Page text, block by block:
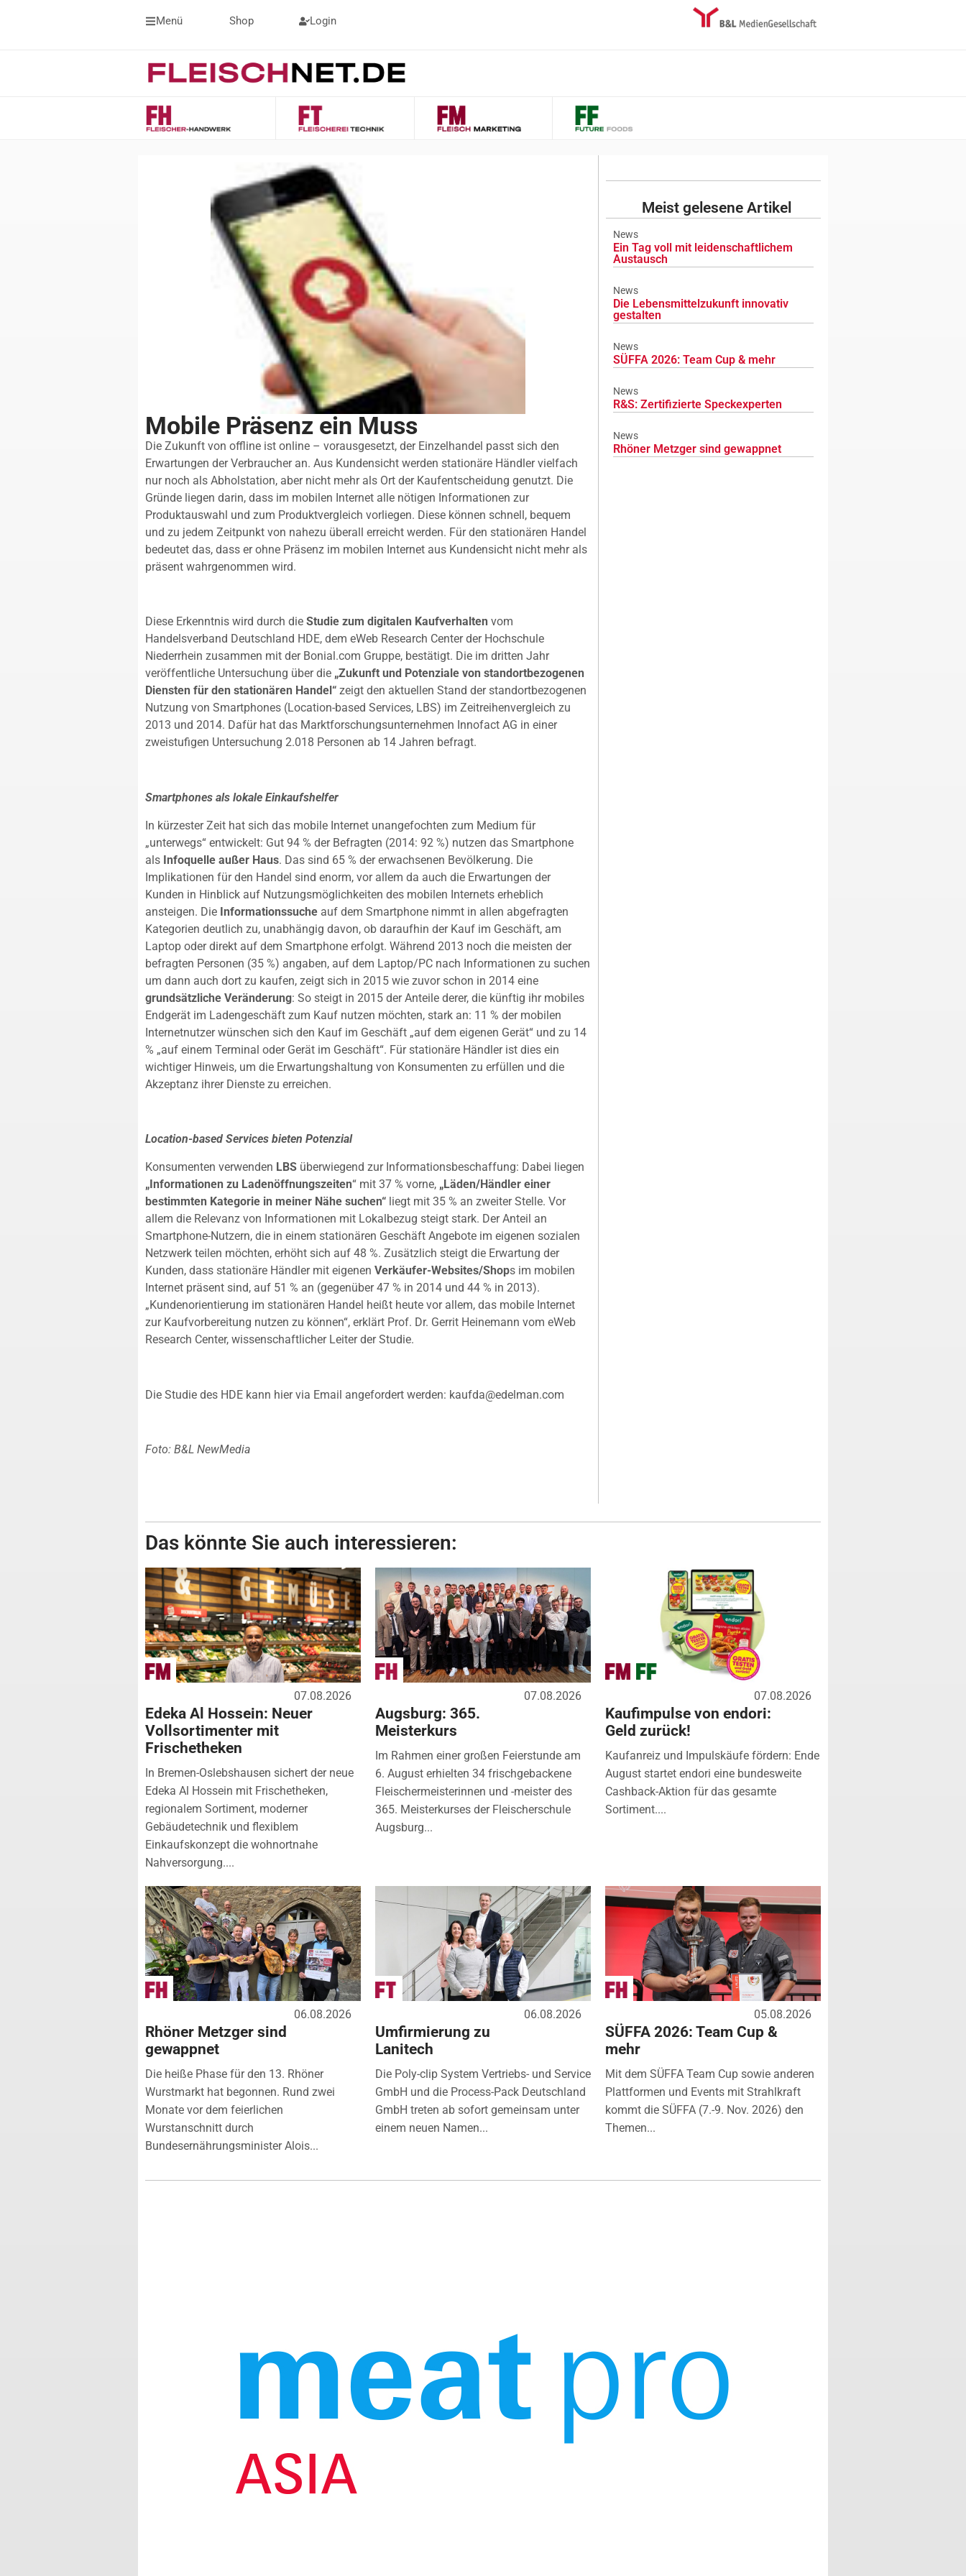
Menü Shop Login
Mobile Präsenz ein Muss
Die Zukunft von offline ist online – vorausgesetzt, der Einzelhandel passt sich den
Erwartungen der Verbraucher an. Aus Kundensicht werden stationäre Händler vielfach
nur noch als Abholstation, aber nicht mehr als Ort der Kaufentscheidung genutzt. Die
Gründe liegen darin, dass im mobilen Internet alle nötigen Informationen zur
Produktauswahl und zum Produktvergleich vorliegen. Diese können schnell, bequem
und zu jedem Zeitpunkt von nahezu überall erreicht werden. Für den stationären Handel
bedeutet das, dass er ohne Präsenz im mobilen Internet aus Kundensicht nicht mehr als
präsent wahrgenommen wird.
Diese Erkenntnis wird durch die Studie zum digitalen Kaufverhalten vom
Handelsverband Deutschland HDE, dem eWeb Research Center der Hochschule
Niederrhein zusammen mit der Bonial.com Gruppe, bestätigt. Die im dritten Jahr
veröffentliche Untersuchung über die „Zukunft und Potenziale von standortbezogenen
Diensten für den stationären Handel“ zeigt den aktuellen Stand der standortbezogenen
Nutzung von Smartphones (Location-based Services, LBS) im Zeitreihenvergleich zu
2013 und 2014. Dafür hat das Marktforschungsunternehmen Innofact AG in einer
zweistufigen Untersuchung 2.018 Personen ab 14 Jahren befragt.
Smartphones als lokale Einkaufshelfer
In kürzester Zeit hat sich das mobile Internet unangefochten zum Medium für
„unterwegs“ entwickelt: Gut 94 % der Befragten (2014: 92 %) nutzen das Smartphone
als Infoquelle außer Haus. Das sind 65 % der erwachsenen Bevölkerung. Die
Implikationen für den Handel sind enorm, vor allem da auch die Erwartungen der
Kunden in Hinblick auf Nutzungsmöglichkeiten des mobilen Internets erheblich
ansteigen. Die Informationssuche auf dem Smartphone nimmt in allen abgefragten
Kategorien deutlich zu, unabhängig davon, ob daraufhin der Kauf im Geschäft, am
Laptop oder direkt auf dem Smartphone erfolgt. Während 2013 noch die meisten der
befragten Personen (35 %) angaben, auf dem Laptop/PC nach Informationen zu suchen
um dann auch dort zu kaufen, zeigt sich in 2015 wie zuvor schon in 2014 eine
grundsätzliche Veränderung: So steigt in 2015 der Anteile derer, die künftig ihr mobiles
Endgerät im Ladengeschäft zum Kauf nutzen möchten, stark an: 11 % der mobilen
Internetnutzer wünschen sich den Kauf im Geschäft „auf dem eigenen Gerät“ und zu 14
% „auf einem Terminal oder Gerät im Geschäft“. Für stationäre Händler ist dies ein
wichtiger Hinweis, um die Erwartungshaltung von Konsumenten zu erfüllen und die
Akzeptanz ihrer Dienste zu erreichen.
Location-based Services bieten Potenzial
Konsumenten verwenden LBS überwiegend zur Informationsbeschaffung: Dabei liegen
„Informationen zu Ladenöffnungszeiten“ mit 37 % vorne, „Läden/Händler einer
bestimmten Kategorie in meiner Nähe suchen“ liegt mit 35 % an zweiter Stelle. Vor
allem die Relevanz von Informationen mit Lokalbezug steigt stark. Der Anteil an
Smartphone-Nutzern, die in einem stationären Geschäft Angebote im eigenen sozialen
Netzwerk teilen möchten, erhöht sich auf 48 %. Zusätzlich steigt die Erwartung der
Kunden, dass stationäre Händler mit eigenen Verkäufer-Websites/Shops im mobilen
Internet präsent sind, auf 51 % an (gegenüber 47 % in 2014 und 44 % in 2013).
„Kundenorientierung im stationären Handel heißt heute vor allem, das mobile Internet
zur Kaufvorbereitung nutzen zu können“, erklärt Prof. Dr. Gerrit Heinemann vom eWeb
Research Center, wissenschaftlicher Leiter der Studie.
Die Studie des HDE kann hier via Email angefordert werden: kaufda@edelman.com
Foto: B&L NewMedia
Meist gelesene Artikel
News
Ein Tag voll mit leidenschaftlichem
Austausch
News
Die Lebensmittelzukunft innovativ
gestalten
News
SÜFFA 2026: Team Cup & mehr
News
R&S: Zertifizierte Speckexperten
News
Rhöner Metzger sind gewappnet
Das könnte Sie auch interessieren:
07.08.2026
Edeka Al Hossein: Neuer
Vollsortimenter mit
Frischetheken
In Bremen-Oslebshausen sichert der neue
Edeka Al Hossein mit Frischetheken,
regionalem Sortiment, moderner
Gebäudetechnik und flexiblem
Einkaufskonzept die wohnortnahe
Nahversorgung....
07.08.2026
Augsburg: 365.
Meisterkurs
Im Rahmen einer großen Feierstunde am
6. August erhielten 34 frischgebackene
Fleischermeisterinnen und -meister des
365. Meisterkurses der Fleischerschule
Augsburg...
07.08.2026
Kaufimpulse von endori:
Geld zurück!
Kaufanreiz und Impulskäufe fördern: Ende
August startet endori eine bundesweite
Cashback-Aktion für das gesamte
Sortiment....
06.08.2026
Rhöner Metzger sind
gewappnet
Die heiße Phase für den 13. Rhöner
Wurstmarkt hat begonnen. Rund zwei
Monate vor dem feierlichen
Wurstanschnitt durch
Bundesernährungsminister Alois...
06.08.2026
Umfirmierung zu
Lanitech
Die Poly-clip System Vertriebs- und Service
GmbH und die Process-Pack Deutschland
GmbH treten ab sofort gemeinsam unter
einem neuen Namen...
05.08.2026
SÜFFA 2026: Team Cup &
mehr
Mit dem SÜFFA Team Cup sowie anderen
Plattformen und Events mit Strahlkraft
kommt die SÜFFA (7.-9. Nov. 2026) den
Themen...